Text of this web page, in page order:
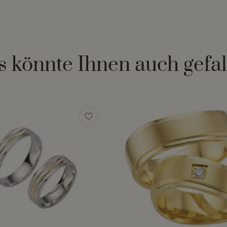
könnte Ihnen auch
Produkt
weist
mehrere
Varianten
auf.
Optionen